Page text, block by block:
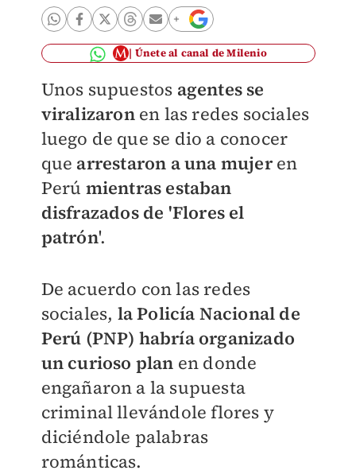
Únete al canal de Milenio
Unos supuestos agentes se
viralizaronen las redes sociales
luego de que se dio a conocer
que arrestaron a una mujeren
Perú mientras estaban
disfrazados de 'Flores el
patrón'.
De acuerdo con las redes
sociales, la Policía Nacional de
Perú (PNP) habría organizado
un curioso plan en donde
engañaron a la supuesta
criminal llevándole flores y
diciéndole palabras
románticas.